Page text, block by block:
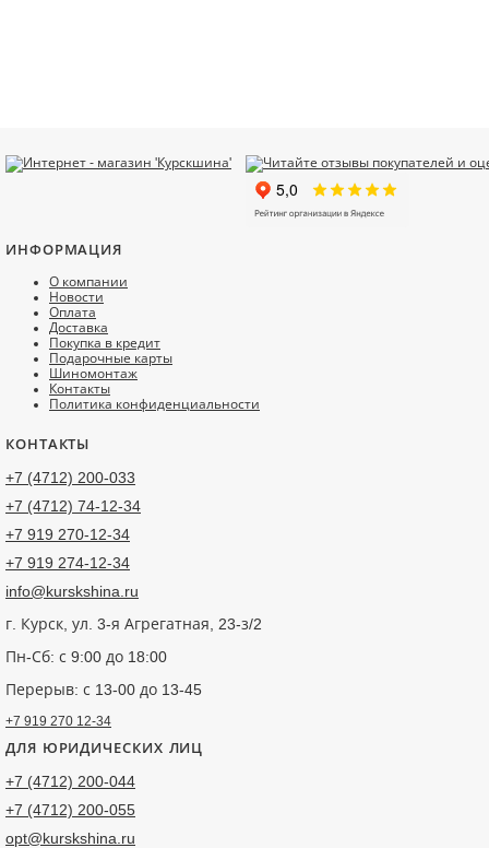
ИНФОРМАЦИЯ
О компании
Новости
Оплата
Доставка
Покупка в кредит
Подарочные карты
Шиномонтаж
Контакты
Политика конфиденциальности
КОНТАКТЫ
+7 (4712) 200-033
+7 (4712) 74-12-34
+7 919 270-12-34
+7 919 274-12-34
info@kurskshina.ru
г. Курск, ул. 3-я Агрегатная, 23-з/2
Пн-Сб: с 9:00 до 18:00
Перерыв: с 13-00 до 13-45
+7 919 270 12-34
ДЛЯ ЮРИДИЧЕСКИХ ЛИЦ
+7 (4712) 200-044
+7 (4712) 200-055
opt@kurskshina.ru